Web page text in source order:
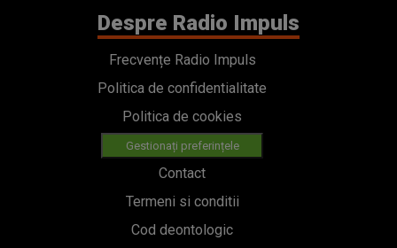
Despre Radio Impuls
Frecvențe Radio Impuls
Politica de confidentialitate
Politica de cookies
Gestionați preferințele
Contact
Termeni si conditii
Cod deontologic